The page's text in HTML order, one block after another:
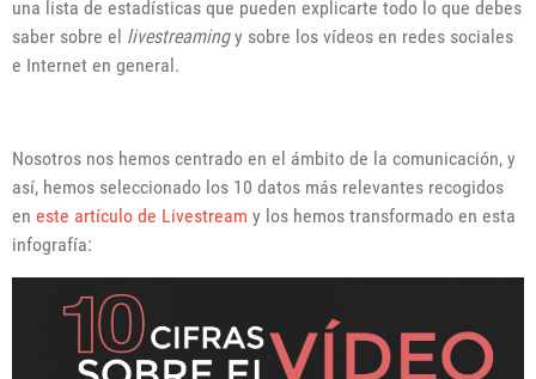
una lista de estadísticas que pueden explicarte todo lo que debes
saber sobre el livestreamingy sobre los vídeos en redes sociales
e Internet en general.
Nosotros nos hemos centrado en el ámbito de la comunicación, y
así, hemos seleccionado los 10 datos más relevantes recogidos
en este artículo de Livestream y los hemos transformado en esta
infografía: